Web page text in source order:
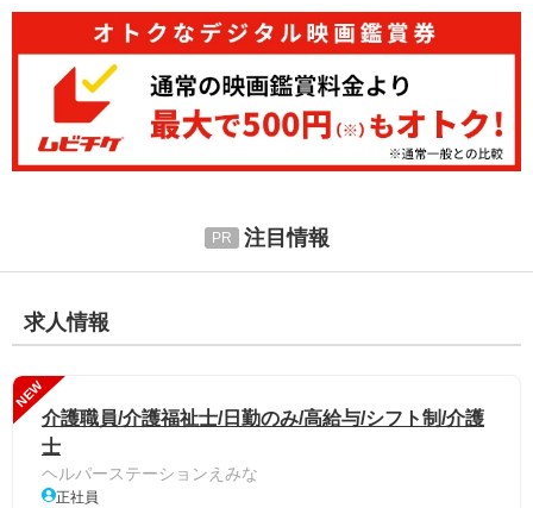
注目情報
求人情報
NEW
介護職員/介護福祉士/日勤のみ/高給与/シフト制/介護
士
ヘルパーステーションえみな
正社員